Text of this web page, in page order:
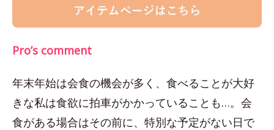
Pro’s comment
年末年始は会食の機会が多く、食べることが大好
きな私は食欲に拍車がかかっていることも…。会
食がある場合はその前に、特別な予定がない日で